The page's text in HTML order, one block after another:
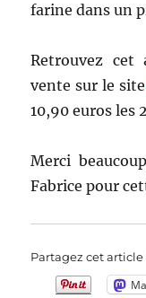
farine dans un
Retrouvez cet
vente sur le site
10,90 euros les
Merci
Fabrice pour
Partagez cet article